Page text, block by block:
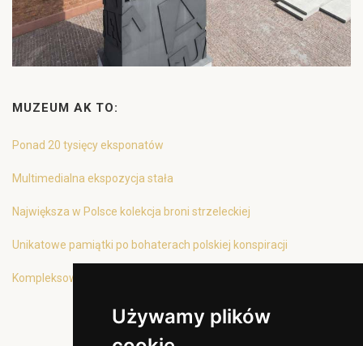
Używamy plików
MUZEUM AK TO:
Ponad 20 tysięcy eksponatów
Multimedialna ekspozycja stała
Największa w Polsce kolekcja broni strzeleckiej
Unikatowe pamiątki po bohaterach polskiej konspiracji
Kompleksowa oferta edukacyjna